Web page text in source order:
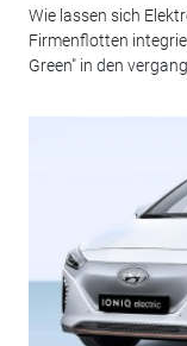
Wie lassen sich
Firmenflotten
Green" in den